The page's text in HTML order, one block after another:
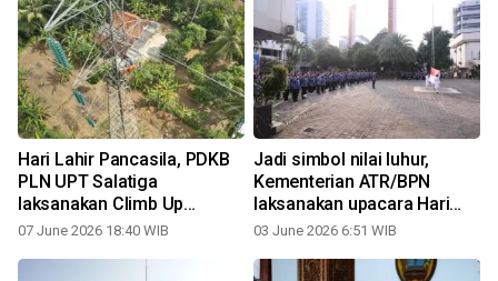
Hari Lahir Pancasila, PDKB
PLN UPT Salatiga
laksanakan Climb Up
Inspection
07 June 2026 18:40 WIB
Jadi simbol nilai luhur,
Kementerian ATR/BPN
laksanakan upacara Hari
Lahir Pancasila
03 June 2026 6:51 WIB